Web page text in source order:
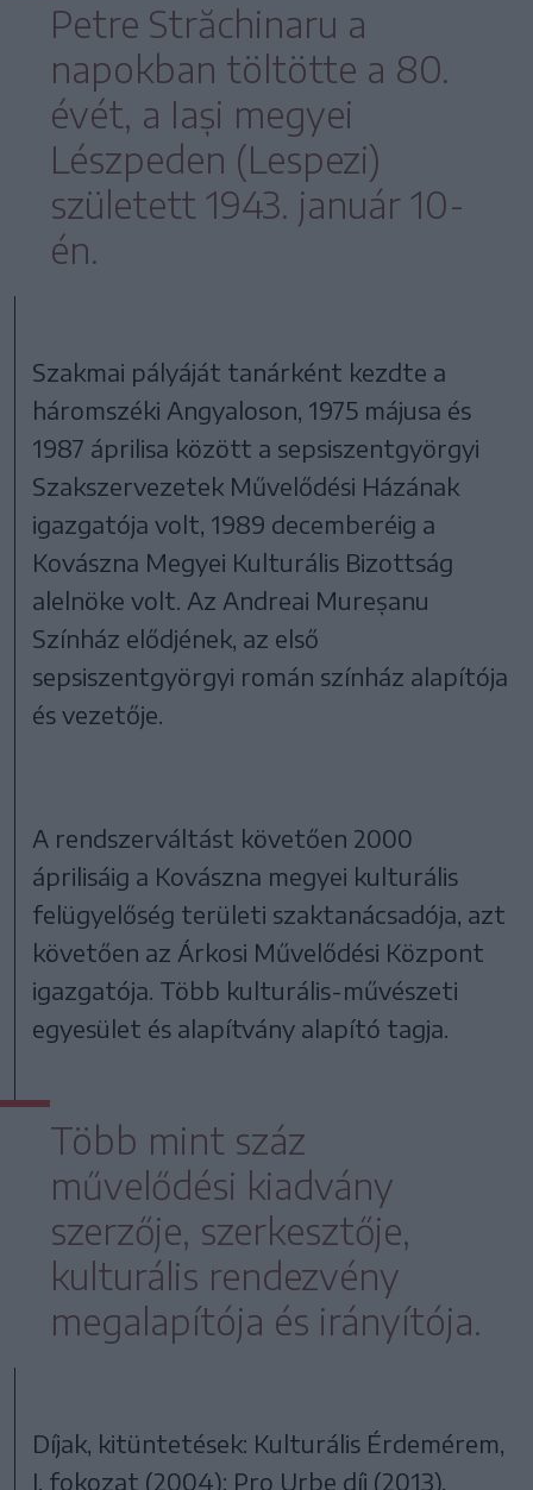
Petre Străchinaru a
napokban töltötte a 80.
évét, a Iași megyei
Lészpeden (Lespezi)
született 1943. január 10-
én.
Szakmai pályáját tanárként kezdte a
háromszéki Angyaloson, 1975 májusa és
1987 áprilisa között a sepsiszentgyörgyi
Szakszervezetek Művelődési Házának
igazgatója volt, 1989 decemberéig a
Kovászna Megyei Kulturális Bizottság
alelnöke volt. Az Andreai Mureșanu
Színház elődjének, az első
sepsiszentgyörgyi román színház alapítója
és vezetője.
A rendszerváltást követően 2000
áprilisáig a Kovászna megyei kulturális
felügyelőség területi szaktanácsadója, azt
követően az Árkosi Művelődési Központ
igazgatója. Több kulturális-művészeti
egyesület és alapítvány alapító tagja.
Több mint száz
művelődési kiadvány
szerzője, szerkesztője,
kulturális rendezvény
megalapítója és irányítója.
Díjak, kitüntetések: Kulturális Érdemérem,
I. fokozat (2004); Pro Urbe díj (2013).